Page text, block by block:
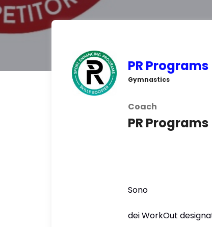
PR Programs
Gymnastics
Coach
PR Programs
Sono
dei WorkOut